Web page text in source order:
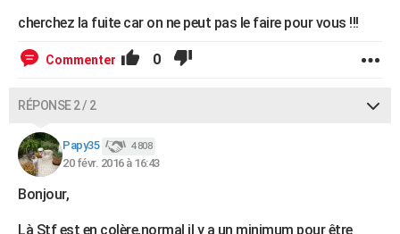
COPAINS D'AVANT
S'inscrire
Se connecter
Lycées
Collèges
Primaires
Universités
Entreprises
Service militaire
Avis de recherche
AVIS DE DÉCÈS
FORUM
Bricolage
Lifestyle
Culture
Sport
Auto
Television
Voyage
Cinema
cherchez la fuite car on ne peut pas le faire pour vous !!!
Commenter 0
RÉPONSE 2 / 2
Papy35 4 808
20 févr. 2016 à 16:43
Bonjour,
Là Stf est en colère,normal il y a un minimum pour être